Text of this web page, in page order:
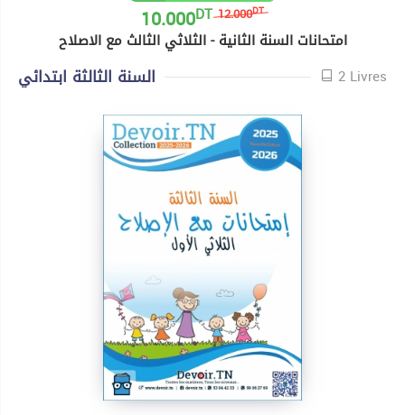
12.000DT
10.000DT
امتحانات السنة الثانية - الثلاثي الثالث مع الاصلاح
السنة الثالثة ابتدائي 2 Livres